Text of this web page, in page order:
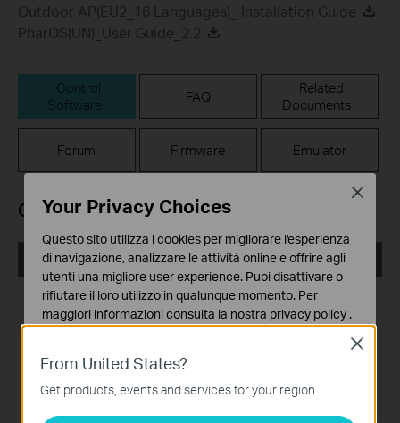
Outdoor AP(EU2_16 Languages)_ Installation Guide
PharOS(UN)_User Guide_2.2
Control
Software
FAQ
Related
Documents
Forum Firmware Emulator
Control Software
PharosControl_2.0.2_linux
Data di pubblicazione:2019-05-08
Lingua:English
Dimensioni file:15.77 MB
From United States?
Get products, events and services for your region.
Close
Your Privacy Choices
Questo sito utilizza i cookies per migliorare l'esperienza
di navigazione, analizzare le attività online e offrire agli
utenti una migliore user experience. Puoi disattivare o
rifiutare il loro utilizzo in qualunque momento. Per
maggiori informazioni consulta la nostra privacy policy .
Questi cookies sono necessari per il corretto
funzionamento del sito e non possono essere disattivati
nel tuo sistema.
Close